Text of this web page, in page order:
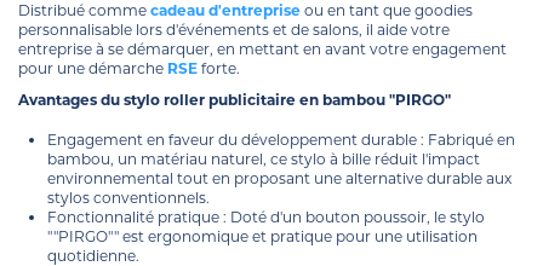
Distribué comme cadeau d'entreprise ou en tant que goodies
personnalisable lors d'événements et de salons, il aide votre
entreprise à se démarquer, en mettant en avant votre engagement
pour une démarche RSE forte.
Avantages du stylo roller publicitaire en bambou "PIRGO"
Engagement en faveur du développement durable : Fabriqué en
bambou, un matériau naturel, ce stylo à bille réduit l'impact
environnemental tout en proposant une alternative durable aux
stylos conventionnels.
Fonctionnalité pratique : Doté d'un bouton poussoir, le stylo
""PIRGO"" est ergonomique et pratique pour une utilisation
quotidienne.